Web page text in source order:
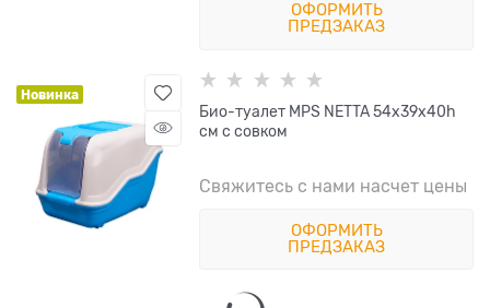
ОФОРМИТЬ
ПРЕДЗАКАЗ
Новинка
Био-туалет MPS NETTA 54х39х40h
см с совком
Свяжитесь с нами насчет цены
ОФОРМИТЬ
ПРЕДЗАКАЗ